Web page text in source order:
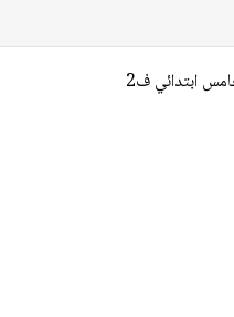
ابتدائي ف2